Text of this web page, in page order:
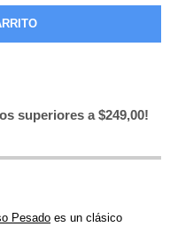
superiores a $249,00!
Pesado es un clásico